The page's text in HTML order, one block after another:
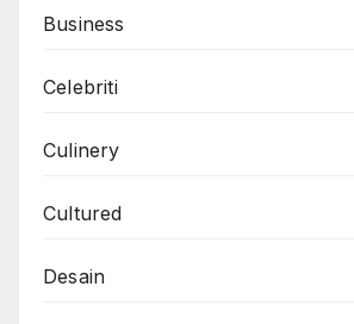
Business
Celebriti
Culinery
Cultured
Desain